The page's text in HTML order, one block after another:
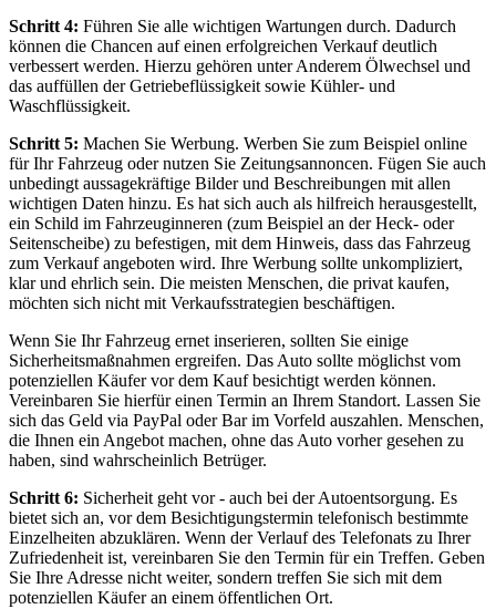
Schritt 4: Führen Sie alle wichtigen Wartungen durch. Dadurch
können die Chancen auf einen erfolgreichen Verkauf deutlich
verbessert werden. Hierzu gehören unter Anderem Ölwechsel und
das auffüllen der Getriebeflüssigkeit sowie Kühler- und
Waschflüssigkeit.
Schritt 5: Machen Sie Werbung. Werben Sie zum Beispiel online
für Ihr Fahrzeug oder nutzen Sie Zeitungsannoncen. Fügen Sie auch
unbedingt aussagekräftige Bilder und Beschreibungen mit allen
wichtigen Daten hinzu. Es hat sich auch als hilfreich herausgestellt,
ein Schild im Fahrzeuginneren (zum Beispiel an der Heck- oder
Seitenscheibe) zu befestigen, mit dem Hinweis, dass das Fahrzeug
zum Verkauf angeboten wird. Ihre Werbung sollte unkompliziert,
klar und ehrlich sein. Die meisten Menschen, die privat kaufen,
möchten sich nicht mit Verkaufsstrategien beschäftigen.
Wenn Sie Ihr Fahrzeug ernet inserieren, sollten Sie einige
Sicherheitsmaßnahmen ergreifen. Das Auto sollte möglichst vom
potenziellen Käufer vor dem Kauf besichtigt werden können.
Vereinbaren Sie hierfür einen Termin an Ihrem Standort. Lassen Sie
sich das Geld via PayPal oder Bar im Vorfeld auszahlen. Menschen,
die Ihnen ein Angebot machen, ohne das Auto vorher gesehen zu
haben, sind wahrscheinlich Betrüger.
Schritt 6: Sicherheit geht vor - auch bei der Autoentsorgung. Es
bietet sich an, vor dem Besichtigungstermin telefonisch bestimmte
Einzelheiten abzuklären. Wenn der Verlauf des Telefonats zu Ihrer
Zufriedenheit ist, vereinbaren Sie den Termin für ein Treffen. Geben
Sie Ihre Adresse nicht weiter, sondern treffen Sie sich mit dem
potenziellen Käufer an einem öffentlichen Ort.